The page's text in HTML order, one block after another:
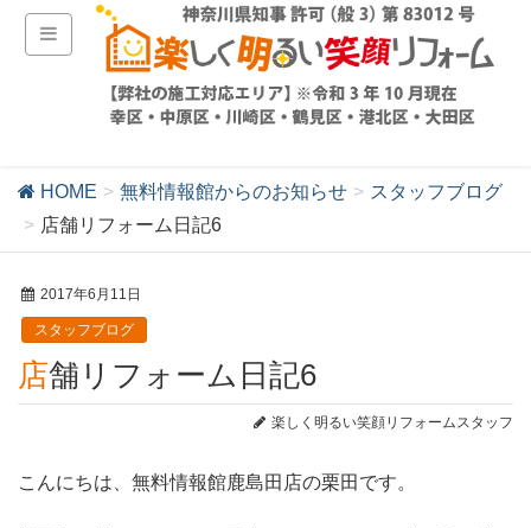
HOME 無料情報館からのお知らせ
スタッフブログ
店舗リフォーム日記6
2017年6月11日
スタッフブログ
店舗リフォーム日記6
楽しく明るい笑顔リフォームスタッフ
こんにちは、無料情報館鹿島田店の栗田です。